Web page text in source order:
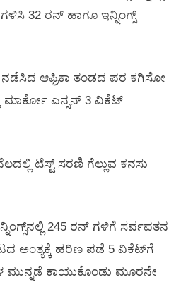
32 ರನ್‌ ಹಾಗೂ ಇನ್ನಿಂಗ್ಸ್‌
ಆಫ್ರಿಕಾ ತಂಡದ ಪರ ಕಗಿಸೋ
ಮಾರ್ಕೋ ಎನ್ಸನ್‌ 3 ವಿಕೆಟ್‌
ಟೆಸ್ಟ್‌ ಸರಣಿ ಗೆಲ್ಲುವ ಕನಸು
245 ರನ್‌ ಗಳಿಗೆ ಸರ್ವಪತನ
ಅಂತ್ಯಕ್ಕೆ ಹರಿಣ ಪಡೆ 5 ವಿಕೆಟ್‌ಗೆ
ಕಾಯುಕೊಂಡು ಮೂರನೇ